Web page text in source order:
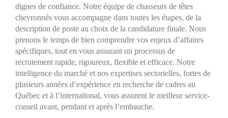
dignes de confiance. Notre équipe de chasseurs de têtes
chevronnés vous accompagne dans toutes les étapes, de la
description de poste au choix de la candidature finale. Nous
prenons le temps de bien comprendre vos enjeux d’affaires
spécifiques, tout en vous assurant un processus de
recrutement rapide, rigoureux, flexible et efficace. Notre
intelligence du marché et nos expertises sectorielles, fortes de
plusieurs années d’expérience en recherche de cadres au
Québec et à l’international, vous assurent le meilleur service-
conseil avant, pendant et après l’embauche.